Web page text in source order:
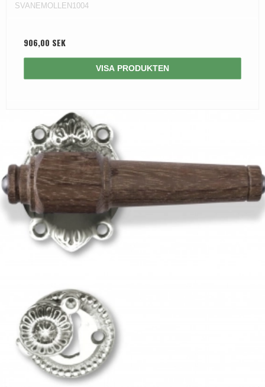
SVANEMOLLEN1004
906,00 SEK
VISA PRODUKTEN